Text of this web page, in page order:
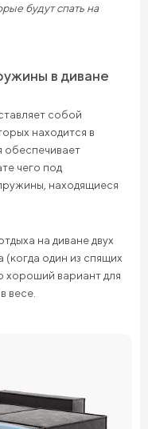
будут спать на
в диване
собой
находится в
обеспечивает
чего под
находящиеся
на диване двух
(когда один из спящих
хороший вариант для
весе.